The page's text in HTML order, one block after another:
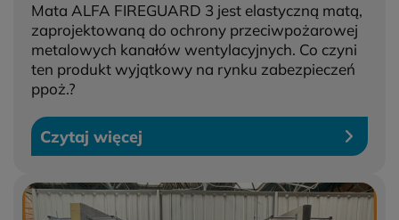
Mata ALFA FIREGUARD 3 jest elastyczną matą,
zaprojektowaną do ochrony przeciwpożarowej
metalowych kanałów wentylacyjnych. Co czyni
ten produkt wyjątkowy na rynku zabezpieczeń
ppoż.?
Czytaj więcej